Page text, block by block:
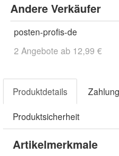
Andere Verkäufer
posten-profis-de
2 Angebote ab 12,99 €
Produktdetails
Produktsicherheit
Artikelmerkmale